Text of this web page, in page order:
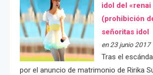
idol del «renai
(prohibición
señoritas idol
en 23 junio 2017
Tras el
por el anuncio de matrimonio de Ririka